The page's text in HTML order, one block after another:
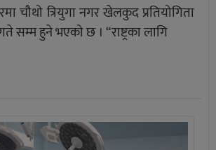
चौथो त्रियुगा नगर खेलकुद प्रतियोगिता
सम्म हुने भएको छ । “राष्ट्रका लागि